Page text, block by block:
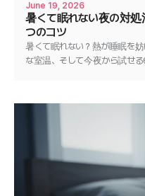
June 19, 2026
暑くて眠れない夜の対
つのコツ
暑くて眠れない？熱が睡眠を
な室温、そして今夜から試せ